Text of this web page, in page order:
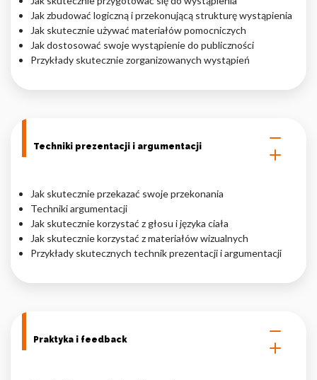
Jak zbudować logiczną i przekonującą strukturę wystąpienia
Jak skutecznie używać materiałów pomocniczych
Jak dostosować swoje wystąpienie do publiczności
Przykłady skutecznie zorganizowanych wystąpień
Techniki prezentacji i argumentacji
Jak skutecznie przekazać swoje przekonania
Techniki argumentacji
Jak skutecznie korzystać z głosu i języka ciała
Jak skutecznie korzystać z materiałów wizualnych
Przykłady skutecznych technik prezentacji i argumentacji
Praktyka i feedback